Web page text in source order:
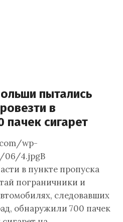
пытались
в
пачек сигарет
wp-
06/4.jpgВ
в пункте пропуска
пограничники и
следовавших
обнаружили 700 пачек